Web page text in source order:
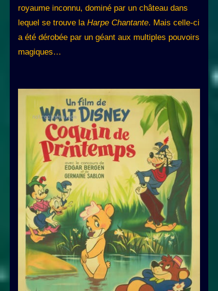
royaume inconnu, dominé par un château dans
lequel se trouve la Harpe Chantante. Mais celle-ci
a été dérobée par un géant aux multiples pouvoirs
magiques…